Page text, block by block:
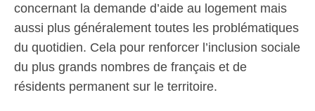
concernant la demande d’aide au logement mais
aussi plus généralement toutes les problématiques
du quotidien. Cela pour renforcer l’inclusion sociale
du plus grands nombres de français et de
résidents permanent sur le territoire.